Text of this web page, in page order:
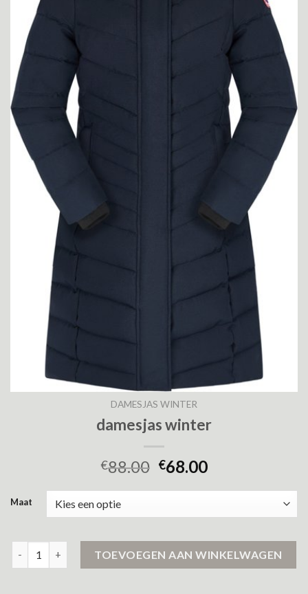
DAMESJAS WINTER
damesjas winter
€88.00 €68.00
Maat
TOEVOEGEN AAN WINKELWAGEN